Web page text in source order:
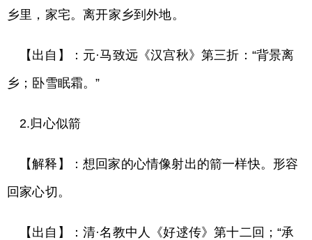
乡里，家宅。离开家乡到外地。
【出自】：元·马致远《汉宫秋》第三折：“背景离
乡；卧雪眠霜。”
2.归心似箭
【解释】：想回家的心情像射出的箭一样快。形容
回家心切。
【出自】：清·名教中人《好逑传》第十二回；“承